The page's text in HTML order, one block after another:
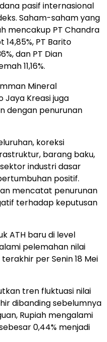
pasif internasional
Saham-saham yang
mencakup PT Chandra
PT Barito
dan PT Dian
11,16%.
Mineral
Jaya Kreasi juga
dengan penurunan
koreksi
barang baku,
industri dasar
positif.
mencatat penurunan
terhadap keputusan
ATH baru di level
pelemahan nilai
per Senin 18 Mei
tren fluktuasi nilai
dibanding sebelumnya
Rupiah mengalami
0,44% menjadi